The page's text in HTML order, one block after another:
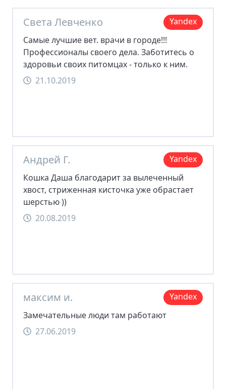
Света Левченко
Yandex
Самые лучшие вет. врачи в городе!!!
Профессионалы своего дела. Заботитесь о
здоровьи своих питомцах - только к ним.
21.10.2019
Андрей Г.
Yandex
Кошка Даша благодарит за вылеченный
хвост, стриженная кисточка уже обрастает
шерстью ))
20.08.2019
максим и.
Yandex
Замечательные люди там работают
27.06.2019